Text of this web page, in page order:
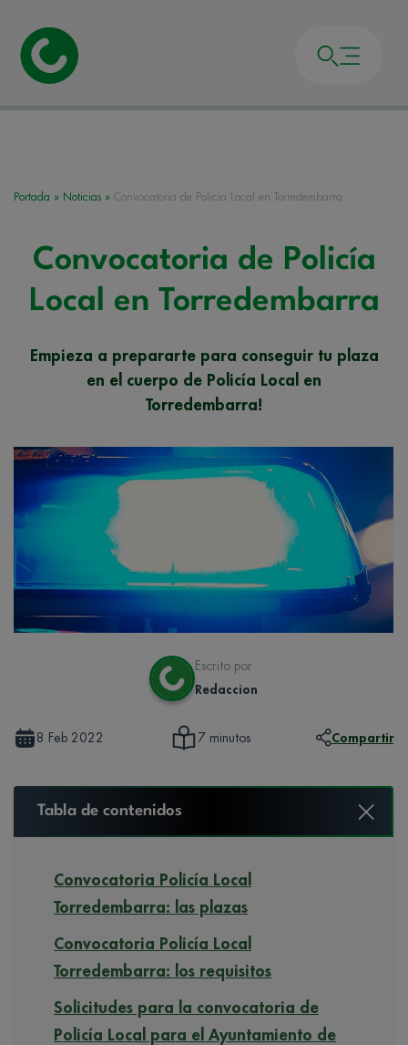
Portada » Noticias » Convocatoria de Policía Local en Torredembarra
Convocatoria de Policía
Local en Torredembarra
Empieza a prepararte para conseguir tu plaza
en el cuerpo de Policía Local en
Torredembarra!
Escrito por
Redaccion
8 Feb 2022 7 minutos Compartir
Tabla de contenidos
Convocatoria Policía Local
Torredembarra: las plazas
Convocatoria Policía Local
Torredembarra: los requisitos
Solicitudes para la convocatoria de
Policía Local para el Ayuntamiento de